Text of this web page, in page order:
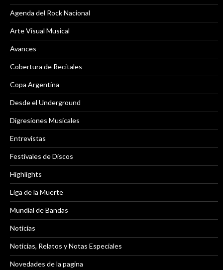
Agenda del Rock Nacional
Arte Visual Musical
Avances
Cobertura de Recitales
Copa Argentina
Desde el Underground
Digresiones Musicales
Entrevistas
Festivales de Discos
Highlights
Liga de la Muerte
Mundial de Bandas
Noticias
Noticias, Relatos y Notas Especiales
Novedades de la pagina